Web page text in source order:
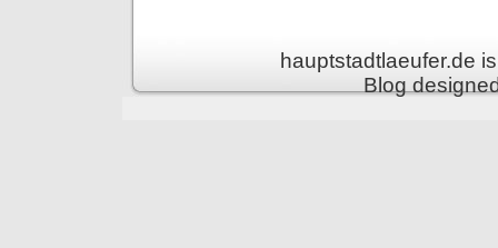
hauptstadtlaeufer.de
Blog